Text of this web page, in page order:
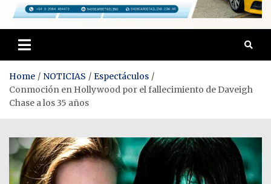
Home NOTICIAS
Espectáculos
Conmoción en Hollywood por el fallecimiento de Daveigh
Chase a los 35 años